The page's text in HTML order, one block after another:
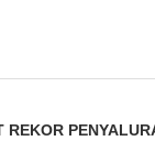
REKOR